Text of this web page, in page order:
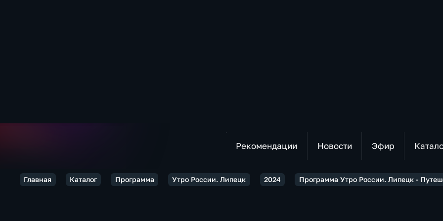
Рекомендации Новости Эфир
Главная Каталог Программа Утро России. Липецк 2024 Программа Утро России. Липецк -